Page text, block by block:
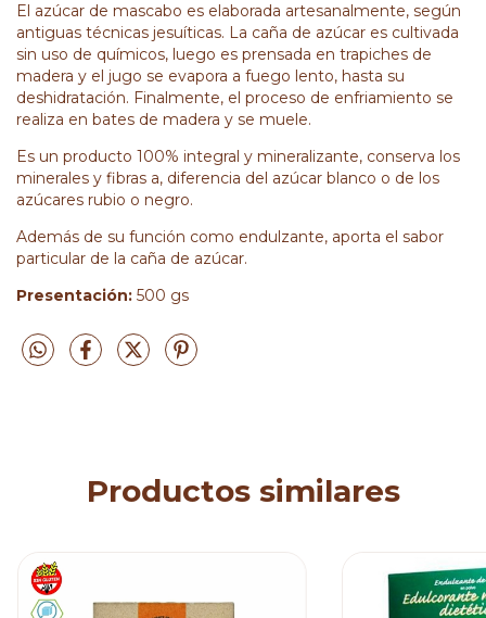
El azúcar de mascabo es elaborada artesanalmente, según
antiguas técnicas jesuíticas. La caña de azúcar es cultivada
sin uso de químicos, luego es prensada en trapiches de
madera y el jugo se evapora a fuego lento, hasta su
deshidratación. Finalmente, el proceso de enfriamiento se
realiza en bates de madera y se muele.
Es un producto 100% integral y mineralizante, conserva los
minerales y fibras a, diferencia del azúcar blanco o de los
azúcares rubio o negro.
Además de su función como endulzante, aporta el sabor
particular de la caña de azúcar.
Presentación: 500 gs
Productos similares